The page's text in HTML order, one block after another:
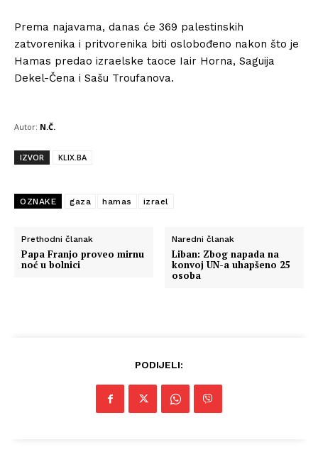
Prema najavama, danas će 369 palestinskih
zatvorenika i pritvorenika biti oslobođeno nakon što je
Hamas predao izraelske taoce Iair Horna, Saguija
Dekel-Čena i Sašu Troufanova.
Autor: N.Č.
IZVOR KLIX.BA
OZNAKE gaza hamas izrael
Prethodni članak
Papa Franjo proveo mirnu
noć u bolnici
Naredni članak
Liban: Zbog napada na
konvoj UN-a uhapšeno 25
osoba
PODIJELI: